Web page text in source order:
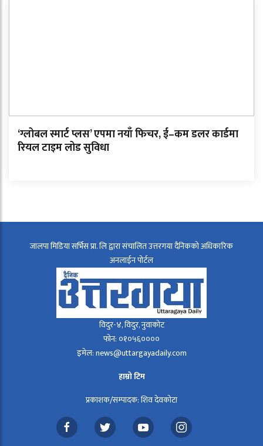
‘ग्लोबल स्मार्ट प्लस’ एपमा नयाँ फिचर, ई–कम डलर कार्डमा
रियल टाइम लोड सुविधा
जालपा मिडिया सर्भिस प्रा. लि द्वारा संचालित उत्तरगया दैनिकको अधिकारिक
अनलाईन पोर्टल
विदुर-४, विदुर, नुवाकोट
फोन: ०१०५६००००
इमेल: news@uttargayadaily.com
हाम्रो टिम
प्रकाशक/सम्पादक: शिव देवकोटा